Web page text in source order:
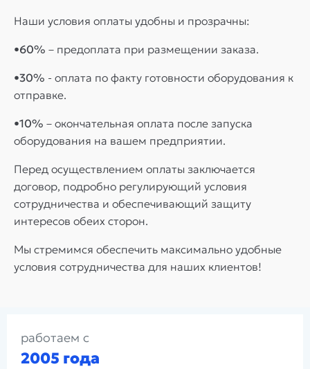
Наши условия оплаты удобны и прозрачны:
•60% – предоплата при размещении заказа.
•30% - оплата по факту готовности оборудования к
отправке.
•10% – окончательная оплата после запуска
оборудования на вашем предприятии.
Перед осуществлением оплаты заключается
договор, подробно регулирующий условия
сотрудничества и обеспечивающий защиту
интересов обеих сторон.
Мы стремимся обеспечить максимально удобные
условия сотрудничества для наших клиентов!
работаем с
2005 года